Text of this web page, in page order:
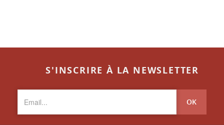
S'INSCRIRE À LA NEWSLETTER
OK